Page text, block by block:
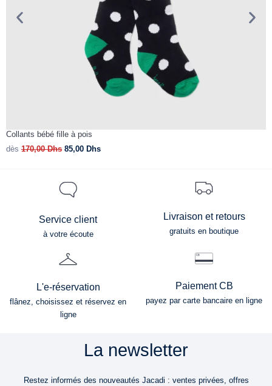
Collants bébé fille à pois
dès 170,00Dhs 85,00 Dhs
Service client
à votre écoute
Livraison et retours
gratuits en boutique
L'e-réservation
flânez, choisissez et réservez en
ligne
Paiement CB
payez par carte bancaire en ligne
La newsletter
Restez informés des nouveautés Jacadi : ventes privées, offres